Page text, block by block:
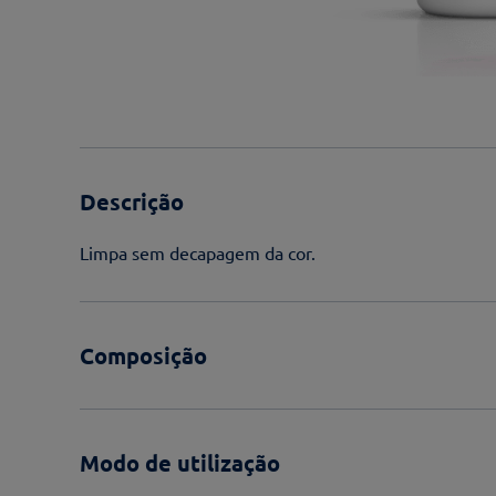
Descrição
Limpa sem decapagem da cor.
Composição
Modo de utilização